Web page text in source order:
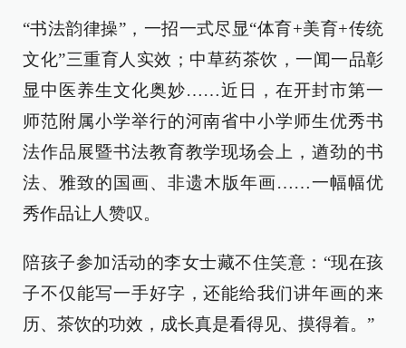
“书法韵律操”，一招一式尽显“体育+美育+传统
文化”三重育人实效；中草药茶饮，一闻一品彰
显中医养生文化奥妙……近日，在开封市第一
师范附属小学举行的河南省中小学师生优秀书
法作品展暨书法教育教学现场会上，遒劲的书
法、雅致的国画、非遗木版年画……一幅幅优
秀作品让人赞叹。
陪孩子参加活动的李女士藏不住笑意：“现在孩
子不仅能写一手好字，还能给我们讲年画的来
历、茶饮的功效，成长真是看得见、摸得着。”